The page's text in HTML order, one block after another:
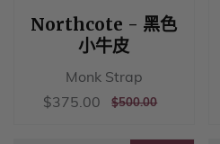
Northcote - 黑色
小牛皮
Monk Strap
销
$375.00 $375.00
正
$500.00$500.00